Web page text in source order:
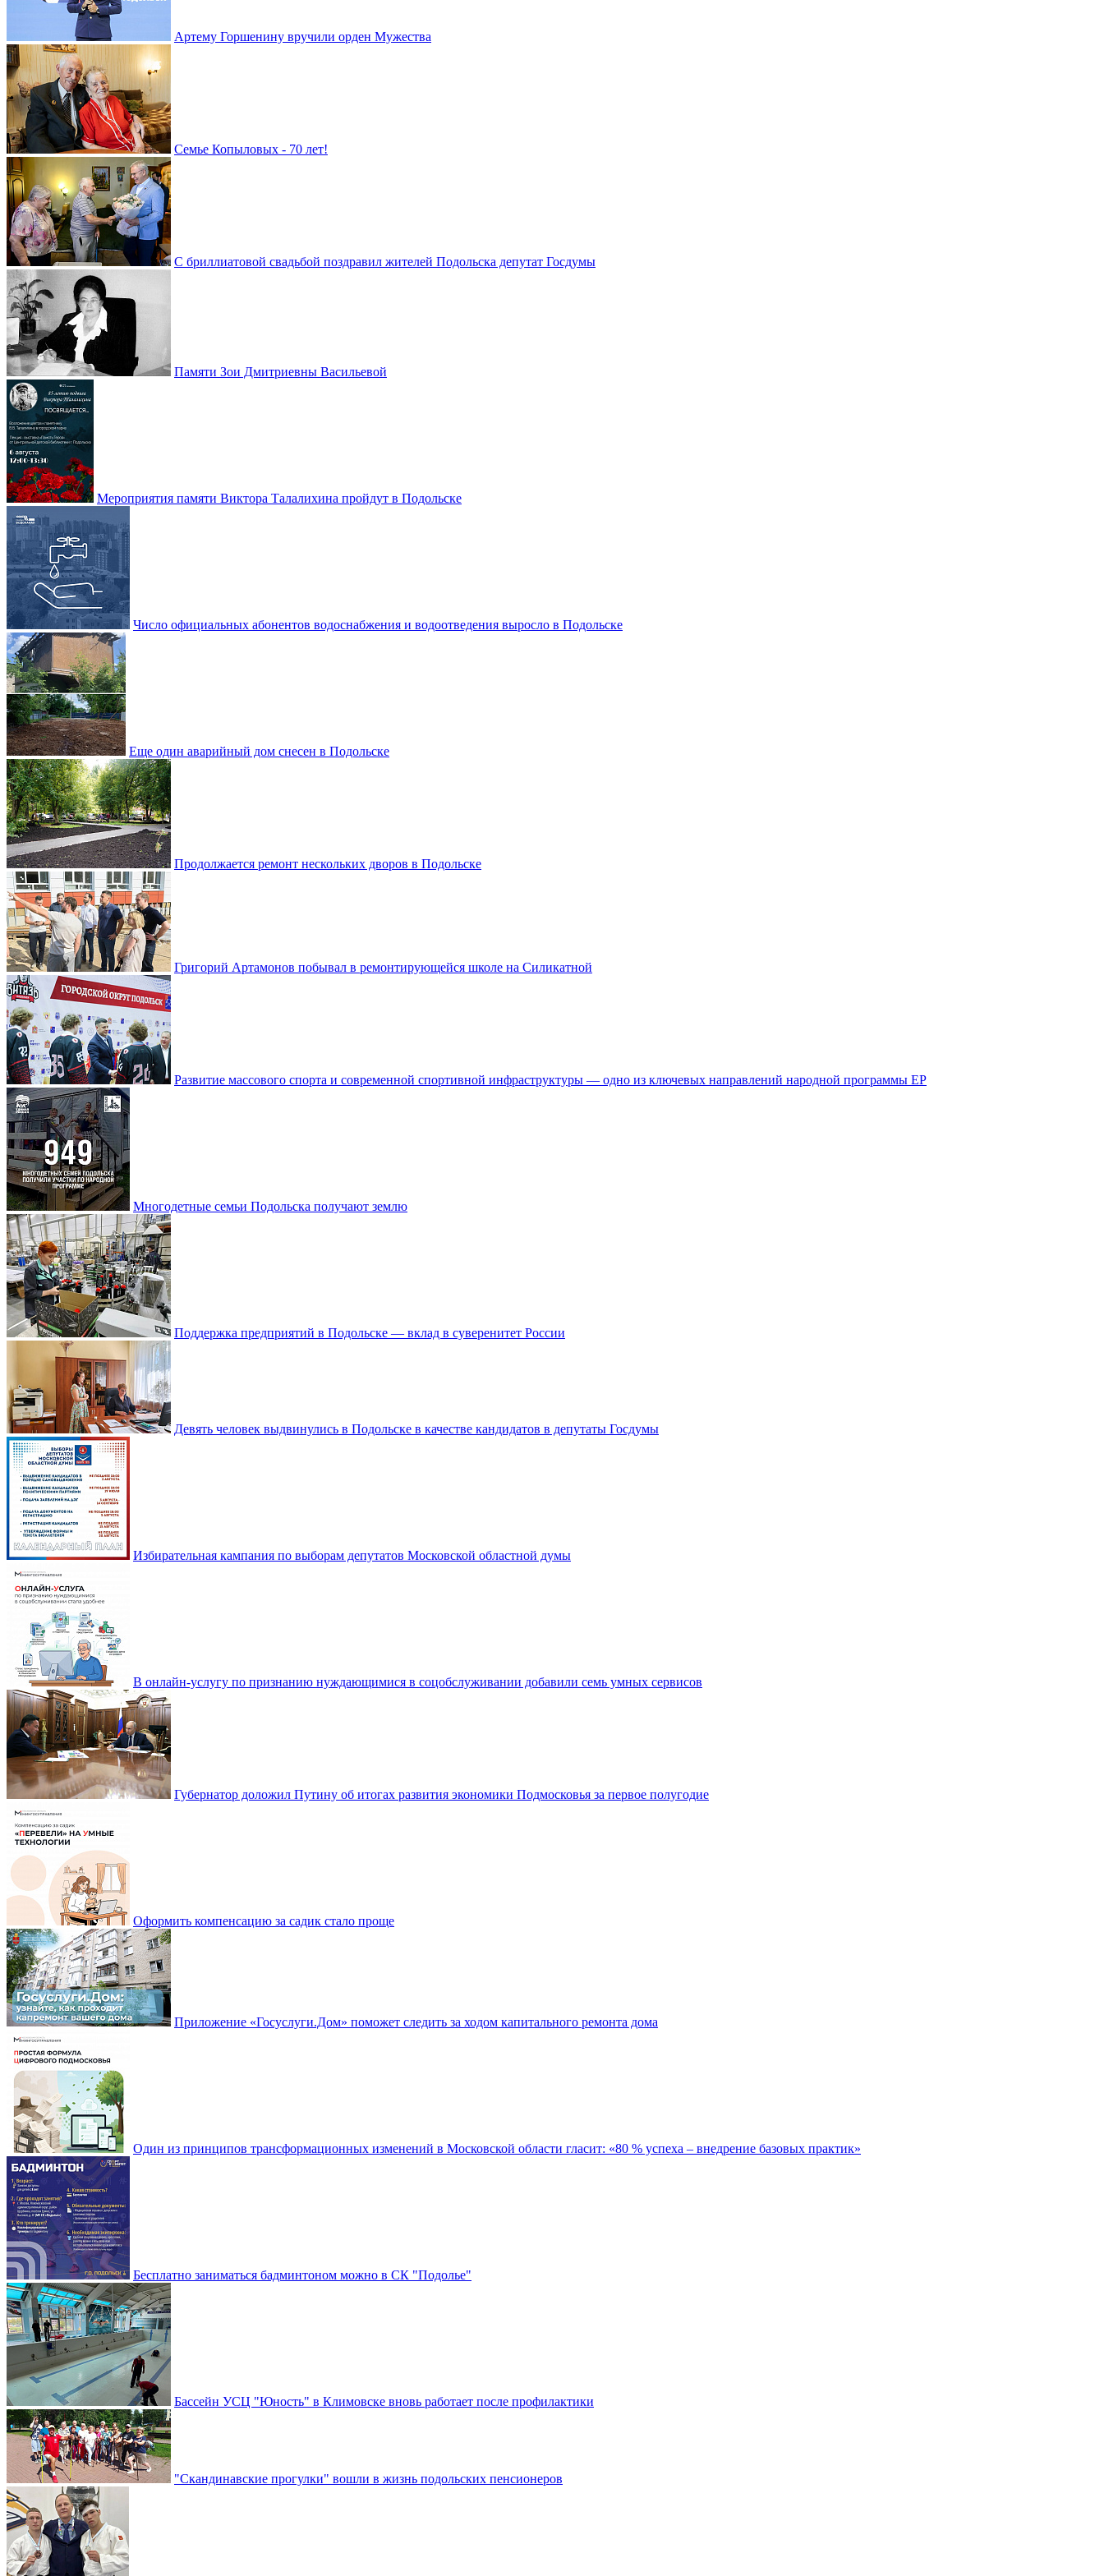
Артему Горшенину вручили орден Мужества
Семье Копыловых - 70 лет!
С бриллиатовой свадьбой поздравил жителей Подольска депутат Госдумы
Памяти Зои Дмитриевны Васильевой
Мероприятия памяти Виктора Талалихина пройдут в Подольске
Число официальных абонентов водоснабжения и водоотведения выросло в Подольске
Еще один аварийный дом снесен в Подольске
Продолжается ремонт нескольких дворов в Подольске
Григорий Артамонов побывал в ремонтирующейся школе на Силикатной
Развитие массового спорта и современной спортивной инфраструктуры — одно из ключевых направлений народной программы ЕР
Многодетные семьи Подольска получают землю
Поддержка предприятий в Подольске — вклад в суверенитет России
Девять человек выдвинулись в Подольске в качестве кандидатов в депутаты Госдумы
Избирательная кампания по выборам депутатов Московской областной думы
В онлайн-услугу по признанию нуждающимися в соцобслуживании добавили семь умных сервисов
Губернатор доложил Путину об итогах развития экономики Подмосковья за первое полугодие
Оформить компенсацию за садик стало проще
Приложение «Госуслуги.Дом» поможет следить за ходом капитального ремонта дома
Один из принципов трансформационных изменений в Московской области гласит: «80 % успеха – внедрение базовых практик»
Бесплатно заниматься бадминтоном можно в СК "Подолье"
Бассейн УСЦ "Юность" в Климовске вновь работает после профилактики
"Скандинавские прогулки" вошли в жизнь подольских пенсионеров